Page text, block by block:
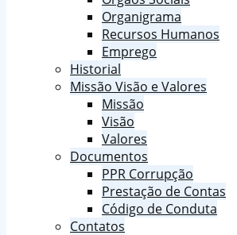
Organigrama
Recursos Humanos
Emprego
Historial
Missão Visão e Valores
Missão
Visão
Valores
Documentos
PPR Corrupção
Prestação de Contas
Código de Conduta
Contatos